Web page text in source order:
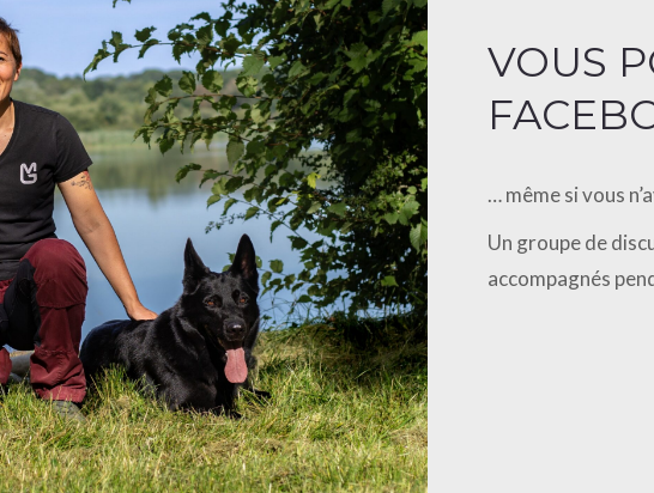
VOUS
… même si vous
Un groupe de
accompagnés